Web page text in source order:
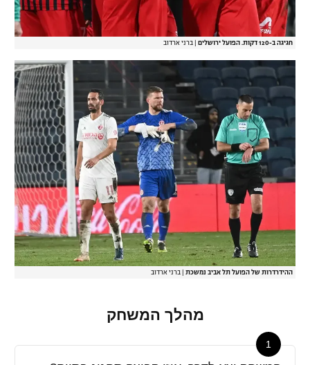
חגיגה ב-120 דקות. הפועל ירושלים ברני ארדוב
ההידרדרות של הפועל תל אביב נמשכת ברני ארדוב
מהלך המשחק
1